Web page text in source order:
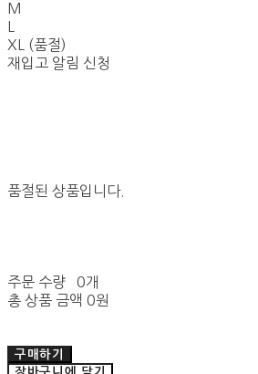
M
XL (품절)
재입고 알림 신청
품절된 상품입니다.
주문 수량
0개
총 상품 금액 0원
구매하기